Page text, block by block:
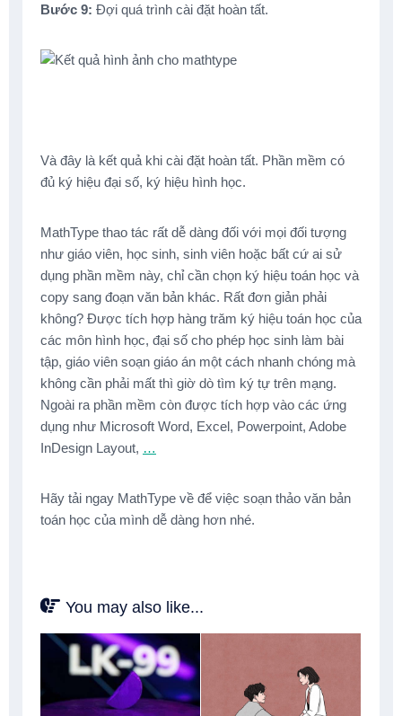
Bước 9: Đợi quá trình cài đặt hoàn tất.
Và đây là kết quả khi cài đặt hoàn tất. Phần mềm có
đủ ký hiệu đại số, ký hiệu hình học.
MathType thao tác rất dễ dàng đối với mọi đối tượng
như giáo viên, học sinh, sinh viên hoặc bất cứ ai sử
dụng phần mềm này, chỉ cần chọn ký hiệu toán học và
copy sang đoạn văn bản khác. Rất đơn giản phải
không? Được tích hợp hàng trăm ký hiệu toán học của
các môn hình học, đại số cho phép học sinh làm bài
tập, giáo viên soạn giáo án một cách nhanh chóng mà
không cần phải mất thì giờ dò tìm ký tự trên mạng.
Ngoài ra phần mềm còn được tích hợp vào các ứng
dụng như Microsoft Word, Excel, Powerpoint, Adobe
InDesign Layout, …
Hãy tải ngay MathType về để việc soạn thảo văn bản
toán học của mình dễ dàng hơn nhé.
You may also like...